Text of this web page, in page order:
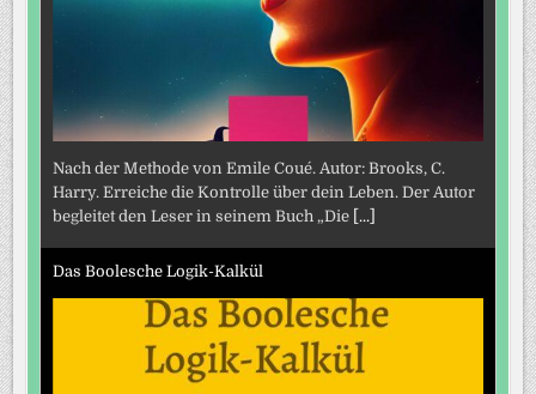
Nach der Methode von Emile Coué. Autor: Brooks, C.
Harry. Erreiche die Kontrolle über dein Leben. Der Autor
begleitet den Leser in seinem Buch „Die [...]
Das Boolesche Logik-Kalkül